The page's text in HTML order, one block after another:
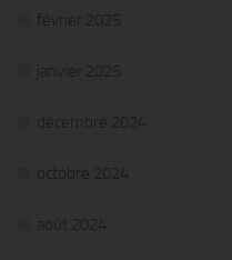
février 2025
janvier 2025
décembre 2024
octobre 2024
août 2024